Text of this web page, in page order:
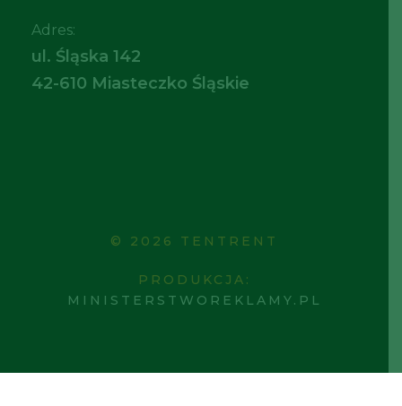
Adres:
ul. Śląska 142
42-610 Miasteczko Śląskie
© 2026 TENTRENT
PRODUKCJA:
MINISTERSTWOREKLAMY.PL